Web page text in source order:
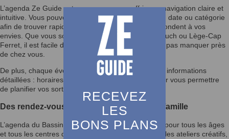
RECEVEZ
LES
BONS PLANS
L’agenda Ze Guide est conçu pour vous offrir une navigation claire et
intuitive. Vous pouvez trier les événements par lieu, date ou catégorie
afin de trouver rapidement les activités qui correspondent à vos
envies. Que vous soyez à Arcachon, La Teste-de-Buch ou Lège-Cap
Ferret, il est facile de repérer les rendez-vous à ne pas manquer près
de chez vous.
De plus, chaque événement est présenté avec des informations
détaillées : horaires, lieux, tarifs et descriptions pour vous permettre
de planifier vos sorties en toute sérénité.
Des rendez-vous qui rassemblent toute la famille
L’agenda du Bassin d’Arcachon inclut des activités pour tous les âges
et tous les centres d’intérêt. Les enfants adoreront les ateliers créatifs,